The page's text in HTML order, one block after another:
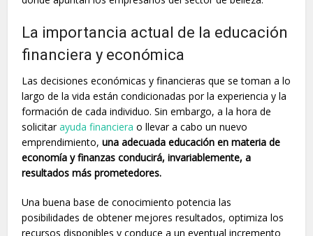
La importancia actual de la educación
financiera y económica
Las decisiones económicas y financieras que se toman a lo
largo de la vida están condicionadas por la experiencia y la
formación de cada individuo. Sin embargo, a la hora de
solicitarayuda financiera o llevar a cabo un nuevo
emprendimiento,una adecuada educación en materia de
economía y finanzas conducirá, invariablemente, a
resultados más prometedores.
Una buena base de conocimiento potencia las
posibilidades de obtener mejores resultados, optimiza los
recursos disponibles y conduce a un eventual incremento